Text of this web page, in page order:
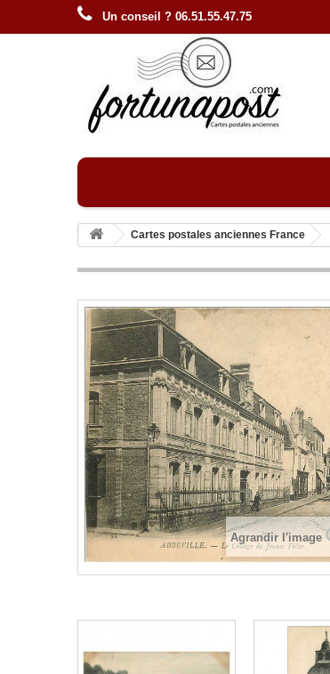
Un conseil ? 06.51.55.47.75
Cartes postales anciennes France
Agrandir l'image